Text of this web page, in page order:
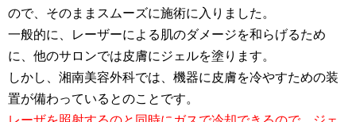
ので、そのままスムーズに施術に入りました。
一般的に、レーザーによる肌のダメージを和らげるため
に、他のサロンでは皮膚にジェルを塗ります。
しかし、湘南美容外科では、機器に皮膚を冷やすための装
置が備わっているとのことです。